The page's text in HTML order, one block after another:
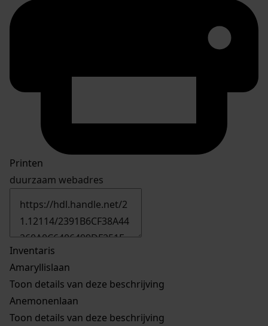
Printen
duurzaam webadres
Inventaris
Amaryllislaan
Toon details van deze beschrijving
Anemonenlaan
Toon details van deze beschrijving